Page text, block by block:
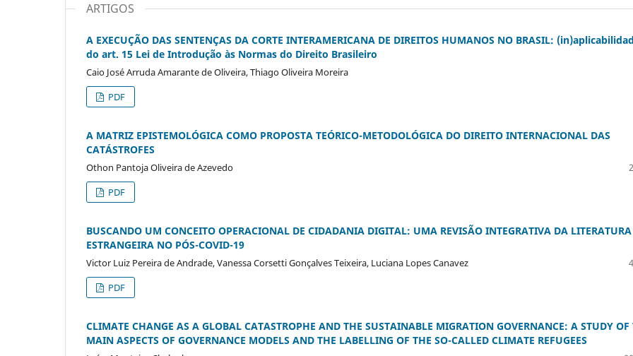
ARTIGOS
A EXECUÇÃO DAS SENTENÇAS DA CORTE INTERAMERICANA DE DIREITOS HUMANOS NO BRASIL:
do art. 15 Lei de Introdução às Normas do Direito Brasileiro
Caio José Arruda Amarante de Oliveira, Thiago Oliveira Moreira
PDF
A MATRIZ EPISTEMOLÓGICA COMO PROPOSTA TEÓRICO-METODOLÓGICA DO DIREITO INTERNACIONAL DAS
CATÁSTROFES
Othon Pantoja Oliveira de Azevedo
PDF
BUSCANDO UM CONCEITO OPERACIONAL DE CIDADANIA DIGITAL: UMA REVISÃO INTEGRATIVA DA LITERATURA
ESTRANGEIRA NO PÓS-COVID-19
Victor Luiz Pereira de Andrade, Vanessa Corsetti Gonçalves Teixeira, Luciana Lopes Canavez
PDF
CLIMATE CHANGE AS A GLOBAL CATASTROPHE AND THE SUSTAINABLE MIGRATION GOVERNANCE: A STUDY OF
MAIN ASPECTS OF GOVERNANCE MODELS AND THE LABELLING OF THE SO-CALLED CLIMATE REFUGEES